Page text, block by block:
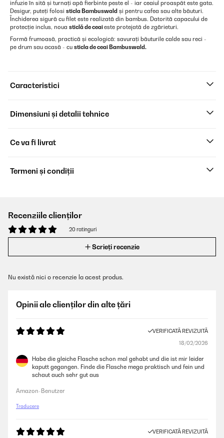
infuzie în sită și turnați apă fierbinte peste el - iar ceaiul proaspăt este gata.
Desigur, puteți folosi sticla Bambuswald și pentru cafea sau alte băuturi.
Închiderea sigură cu filet este realizată din bambus. Datorită capacului de
protecție inclus, noua sticlă de ceaieste protejată de zgârieturi.
Formă frumoasă, practică și ecologică: savurați băuturile calde sau reci -
pe drum sau acasă - cu sticla de ceai Bambuswald.
Caracteristici
Dimensiuni și detalii tehnice
Ce va fi livrat
Termeni și condiții
Recenziile clienților
20 ratinguri
Scrieți recenzie
Nu există nici o recenzie la acest produs.
Opinii ale clienților din alte țări
VERIFICATĂ REVIZUITĂ
18/02/2026
Habe die gleiche Flasche schon mal gehabt und die ist mir leider
kaputt gegangen. Finde die Flasche mega praktisch und fein und
schaut auch sehr gut aus
Amazon-Benutzer
Traducere
VERIFICATĂ REVIZUITĂ